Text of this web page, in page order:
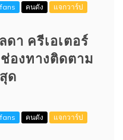
คนดัง
แจกวาร์ป
า ครีเอเตอร์
ช่องทางติดตาม
ด
คนดัง
แจกวาร์ป